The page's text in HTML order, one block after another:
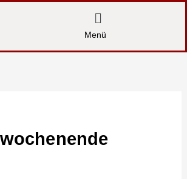
Menü
Menü